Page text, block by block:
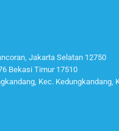
Jakarta Selatan 12750
Bekasi Timur 17510
Kec.